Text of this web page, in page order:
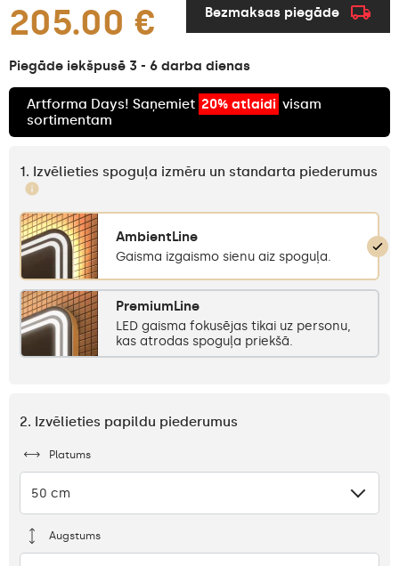
205.00 € Bezmaksas piegāde
Piegāde iekšpusē 3 - 6 darba dienas
Artforma Days! Saņemiet 20% atlaidi visam
sortimentam
1. Izvēlieties spoguļa izmēru un standarta piederumus
AmbientLine
Gaisma izgaismo sienu aiz spoguļa.
PremiumLine
LED gaisma fokusējas tikai uz personu,
kas atrodas spoguļa priekšā.
2. Izvēlieties papildu piederumus
Platums
50 cm
Augstums